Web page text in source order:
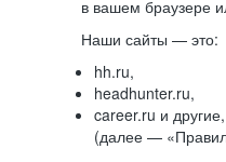
в вашем браузере
Наши сайты — это:
hh.ru,
headhunter.ru,
career.ru и
(далее —